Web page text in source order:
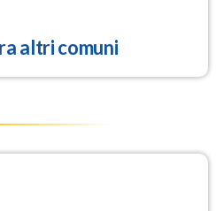
altri comuni